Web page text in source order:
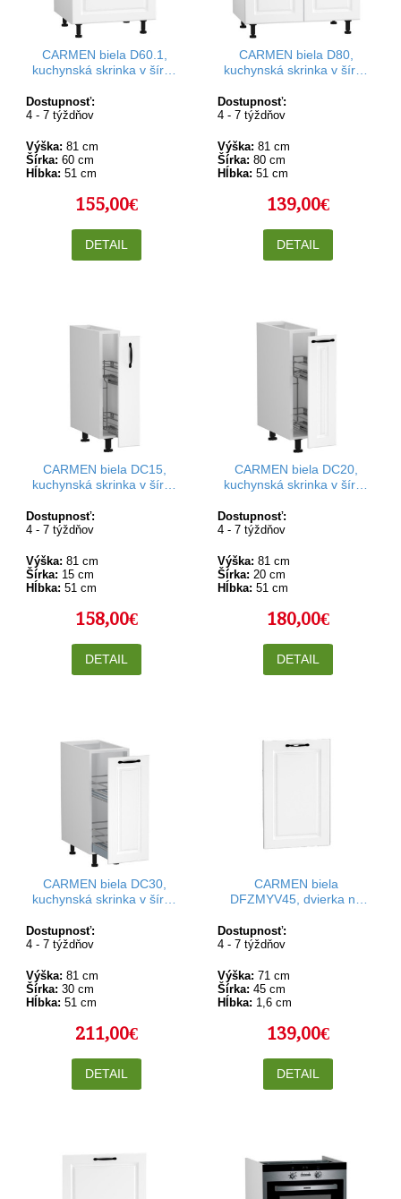
CARMEN biela D60.1,
kuchynská skrinka v šírke
Dostupnosť:
4 - 7 týždňov
Výška: 81 cm
Šírka: 60 cm
Hĺbka: 51 cm
155,00€
DETAIL
CARMEN biela D80,
kuchynská skrinka v šírke
Dostupnosť:
4 - 7 týždňov
Výška: 81 cm
Šírka: 80 cm
Hĺbka: 51 cm
139,00€
DETAIL
CARMEN biela DC15,
kuchynská skrinka v šírke
Dostupnosť:
4 - 7 týždňov
Výška: 81 cm
Šírka: 15 cm
Hĺbka: 51 cm
158,00€
DETAIL
CARMEN biela DC20,
kuchynská skrinka v šírke
Dostupnosť:
4 - 7 týždňov
Výška: 81 cm
Šírka: 20 cm
Hĺbka: 51 cm
180,00€
DETAIL
CARMEN biela DC30,
kuchynská skrinka v šírke
Dostupnosť:
4 - 7 týždňov
Výška: 81 cm
Šírka: 30 cm
Hĺbka: 51 cm
211,00€
DETAIL
CARMEN biela
DFZMYV45, dvierka na
Dostupnosť:
4 - 7 týždňov
Výška: 71 cm
Šírka: 45 cm
Hĺbka: 1,6 cm
139,00€
DETAIL